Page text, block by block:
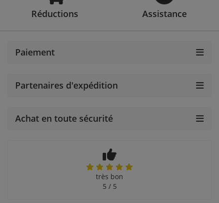
Réductions Assistance
Paiement
Partenaires d'expédition
Achat en toute sécurité
très bon
5 / 5